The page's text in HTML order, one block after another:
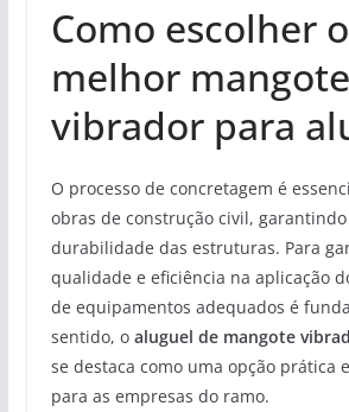
Como escolher o
melhor mangote
vibrador para
O processo de concretagem é
obras de construção civil,
durabilidade das estruturas. Para
qualidade e eficiência na aplicação
de equipamentos adequados é
sentido, o aluguel de mangote
se destaca como uma opção prática
para as empresas do ramo.